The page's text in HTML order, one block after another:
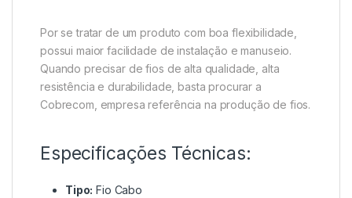
Por se tratar de um produto com boa flexibilidade,
possui maior facilidade de instalação e manuseio.
Quando precisar de fios de alta qualidade, alta
resistência e durabilidade, basta procurar a
Cobrecom, empresa referência na produção de fios.
Especificações Técnicas:
Tipo: Fio Cabo